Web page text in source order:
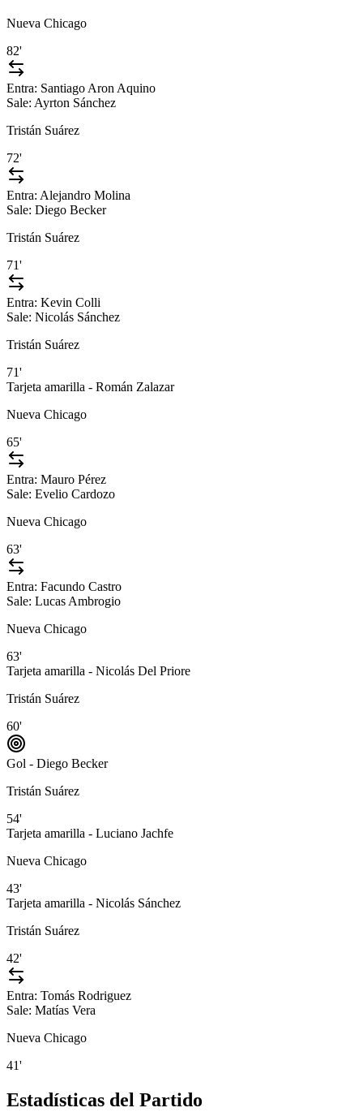
Nueva Chicago
82'
Entra: Santiago Aron Aquino
Sale: Ayrton Sánchez
Tristán Suárez
72'
Entra: Alejandro Molina
Sale: Diego Becker
Tristán Suárez
71'
Entra: Kevin Colli
Sale: Nicolás Sánchez
Tristán Suárez
71'
Tarjeta amarilla - Román Zalazar
Nueva Chicago
65'
Entra: Mauro Pérez
Sale: Evelio Cardozo
Nueva Chicago
63'
Entra: Facundo Castro
Sale: Lucas Ambrogio
Nueva Chicago
63'
Tarjeta amarilla - Nicolás Del Priore
Tristán Suárez
60'
Gol - Diego Becker
Tristán Suárez
54'
Tarjeta amarilla - Luciano Jachfe
Nueva Chicago
43'
Tarjeta amarilla - Nicolás Sánchez
Tristán Suárez
42'
Entra: Tomás Rodriguez
Sale: Matías Vera
Nueva Chicago
41'
Estadísticas del Partido